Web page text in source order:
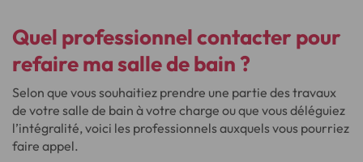
Quel professionnel contacter pour
refaire ma salle de bain ?
Selon que vous souhaitiez prendre une partie des travaux
de votre salle de bain à votre charge ou que vous déléguiez
l’intégralité, voici les professionnels auxquels vous pourriez
faire appel.